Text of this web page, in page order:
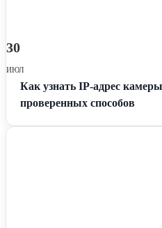
30
ИЮЛ
Как узнать IP-адрес
проверенных способов